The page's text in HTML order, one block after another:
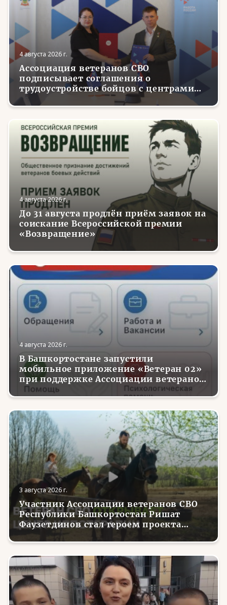
4 августа 2026 г.
Ассоциация ветеранов СВО
подписывает соглашения о
трудоустройстве бойцов с центрами
занятости в регионах России
4 августа 2026 г.
До 31 августа продлён приём заявок на
соискание Всероссийской премии
«Возвращение»
4 августа 2026 г.
В Башкортостане запустили
мобильное приложение «Ветеран 02»
при поддержке Ассоциации ветеранов
СВО
3 августа 2026 г.
Участник Ассоциации ветеранов СВО
Республики Башкортостан Ришат
Фаузетдинов стал героем проекта
телеканала RT.Док «Держи удар! С
Николаем Валуевым»